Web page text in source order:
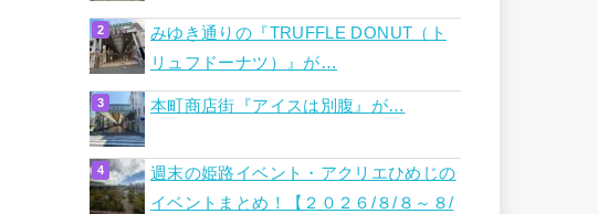
みゆき通りの『TRUFFLE DONUT（ト
リュフドーナツ）』が…
本町商店街『アイスは別腹』が…
週末の姫路イベント・アクリエひめじの
イベントまとめ！【２０２６/８/８～８/